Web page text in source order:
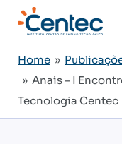
Home »
» Anais – I
Tecnologia Centec